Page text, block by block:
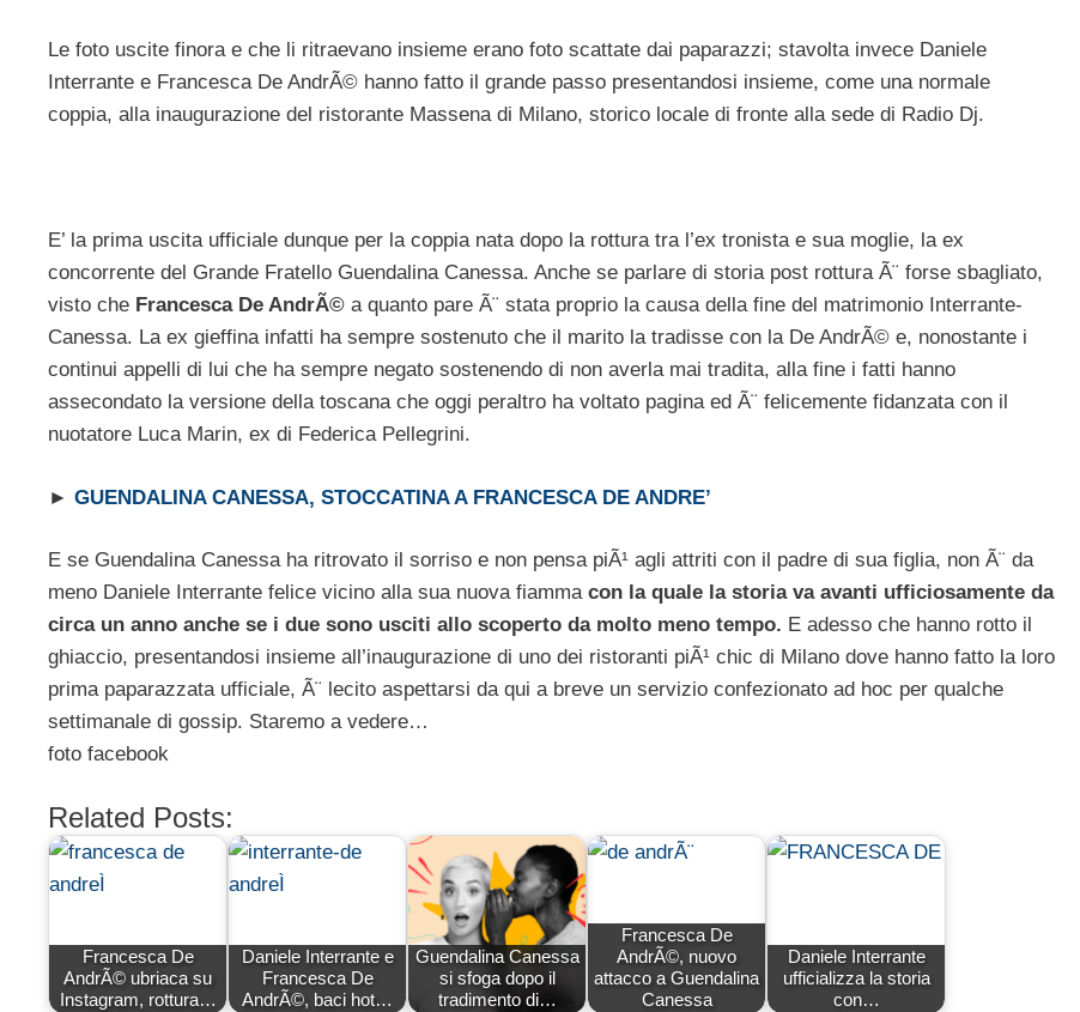
Le foto uscite finora e che li ritraevano insieme erano foto scattate dai paparazzi; stavolta invece Daniele
Interrante e Francesca De AndrÃ© hanno fatto il grande passo presentandosi insieme, come una normale
coppia, alla inaugurazione del ristorante Massena di Milano, storico locale di fronte alla sede di Radio Dj.
E’ la prima uscita ufficiale dunque per la coppia nata dopo la rottura tra l’ex tronista e sua moglie, la ex
concorrente del Grande Fratello Guendalina Canessa. Anche se parlare di storia post rottura Ã¨ forse sbagliato,
visto che Francesca De AndrÃ© a quanto pare Ã¨ stata proprio la causa della fine del matrimonio Interrante-
Canessa. La ex gieffina infatti ha sempre sostenuto che il marito la tradisse con la De AndrÃ© e, nonostante i
continui appelli di lui che ha sempre negato sostenendo di non averla mai tradita, alla fine i fatti hanno
assecondato la versione della toscana che oggi peraltro ha voltato pagina ed Ã¨ felicemente fidanzata con il
nuotatore Luca Marin, ex di Federica Pellegrini.
► GUENDALINA CANESSA, STOCCATINA A FRANCESCA DE ANDRE’
E se Guendalina Canessa ha ritrovato il sorriso e non pensa piÃ¹ agli attriti con il padre di sua figlia, non Ã¨ da
meno Daniele Interrante felice vicino alla sua nuova fiamma con la quale la storia va avanti ufficiosamente da
circa un anno anche se i due sono usciti allo scoperto da molto meno tempo. E adesso che hanno rotto il
ghiaccio, presentandosi insieme all’inaugurazione di uno dei ristoranti piÃ¹ chic di Milano dove hanno fatto la loro
prima paparazzata ufficiale, Ã¨ lecito aspettarsi da qui a breve un servizio confezionato ad hoc per qualche
settimanale di gossip. Staremo a vedere…
foto facebook
Related Posts:
Francesca De
AndrÃ© ubriaca su
Instagram, rottura…
Daniele Interrante e
Francesca De
AndrÃ©, baci hot…
Guendalina Canessa
si sfoga dopo il
tradimento di…
Francesca De
AndrÃ©, nuovo
attacco a Guendalina
Canessa
Daniele Interrante
ufficializza la storia
con…